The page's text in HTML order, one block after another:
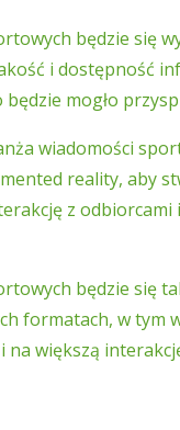
będzie się
i dostępność
mogło
wiadomości
reality, aby
z
będzie się
formatach, w
większą